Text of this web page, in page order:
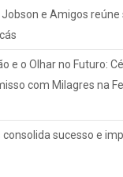
e Amigos reúne
e o Olhar no Futuro:
com Milagres na
consolida sucesso e